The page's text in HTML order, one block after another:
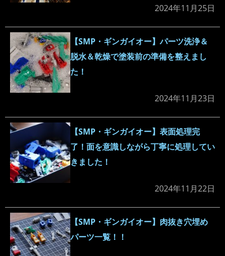
2024年11月25日
【SMP・ギンガイオー】パーツ洗浄＆
脱水＆乾燥で塗装前の準備を整えまし
た！
2024年11月23日
【SMP・ギンガイオー】表面処理完
了！面を意識しながら丁寧に処理してい
きました！
2024年11月22日
【SMP・ギンガイオー】肉抜き穴埋め
パーツ一覧！！